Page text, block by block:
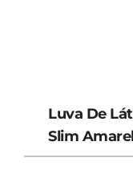
Luva De
Slim